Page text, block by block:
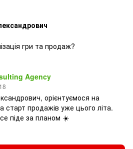
гри та продаж?
Agency
орієнтуємося на
старт продажів уже цього літа.
піде за планом ☀️